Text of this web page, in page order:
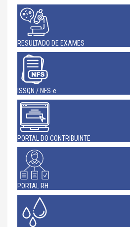
RESULTADO DE EXAMES
ISSQN / NFS-e
PORTAL DO CONTRIBUINTE
PORTAL RH